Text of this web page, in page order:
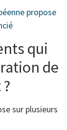
propose
qui
de
sur plusieurs